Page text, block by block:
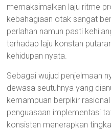
memaksimalkan laju ritme
kebahagiaan otak sangat
perlahan namun pasti
terhadap laju konstan
kehidupan nyata.
Sebagai wujud penjelmaan
dewasa seutuhnya yang
kemampuan berpikir
penguasaan implementasi
konsisten menerapkan